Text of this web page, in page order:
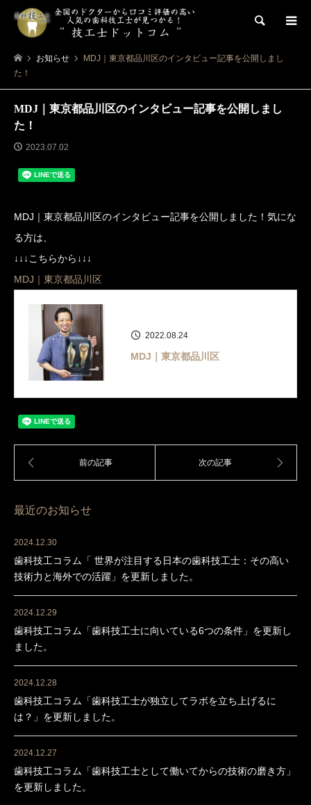
検索
お知らせ
MDJ｜東京都品川区のインタビュー記事を公開しまし
た！
MDJ｜東京都品川区のインタビュー記事を公開しまし
た！
2023.07.02
MDJ｜東京都品川区のインタビュー記事を公開しました！気にな
る方は、
↓↓↓こちらから↓↓↓
MDJ｜東京都品川区
2022.08.24
MDJ｜東京都品川区
最近のお知らせ
2024.12.30
歯科技工コラム「 世界が注目する日本の歯科技工士：その高い
技術力と海外での活躍」を更新しました。
2024.12.29
歯科技工コラム「歯科技工士に向いている6つの条件」を更新し
ました。
2024.12.28
歯科技工コラム「歯科技工士が独立してラボを立ち上げるに
は？」を更新しました。
2024.12.27
歯科技工コラム「歯科技工士として働いてからの技術の磨き方」
を更新しました。